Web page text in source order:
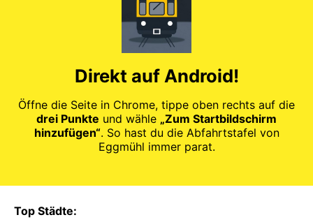
Direkt auf Android!
Öffne die Seite in Chrome, tippe oben rechts auf die
drei Punkte und wähle „Zum Startbildschirm
hinzufügen“. So hast du die Abfahrtstafel von
Eggmühl immer parat.
Top Städte: